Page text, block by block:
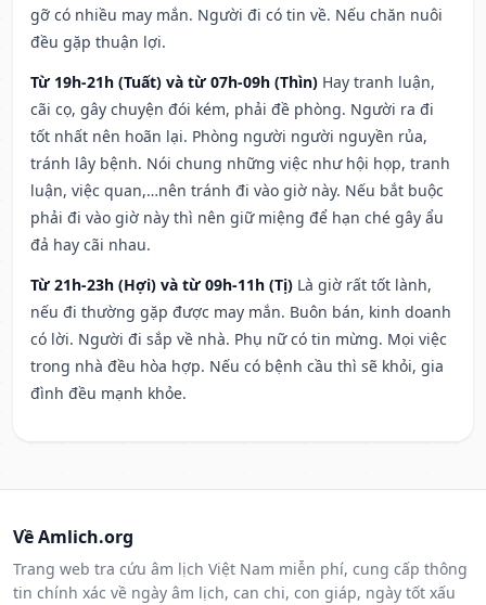
gỡ có nhiều may mắn. Người đi có tin về. Nếu chăn nuôi
đều gặp thuận lợi.
Từ 19h-21h (Tuất) và từ 07h-09h (Thìn) Hay tranh luận,
cãi cọ, gây chuyện đói kém, phải đề phòng. Người ra đi
tốt nhất nên hoãn lại. Phòng người người nguyền rủa,
tránh lây bệnh. Nói chung những việc như hội họp, tranh
luận, việc quan,…nên tránh đi vào giờ này. Nếu bắt buộc
phải đi vào giờ này thì nên giữ miệng để hạn ché gây ẩu
đả hay cãi nhau.
Từ 21h-23h (Hợi) và từ 09h-11h (Tị) Là giờ rất tốt lành,
nếu đi thường gặp được may mắn. Buôn bán, kinh doanh
có lời. Người đi sắp về nhà. Phụ nữ có tin mừng. Mọi việc
trong nhà đều hòa hợp. Nếu có bệnh cầu thì sẽ khỏi, gia
đình đều mạnh khỏe.
Về Amlich.org
Trang web tra cứu âm lịch Việt Nam miễn phí, cung cấp thông
tin chính xác về ngày âm lịch, can chi, con giáp, ngày tốt xấu